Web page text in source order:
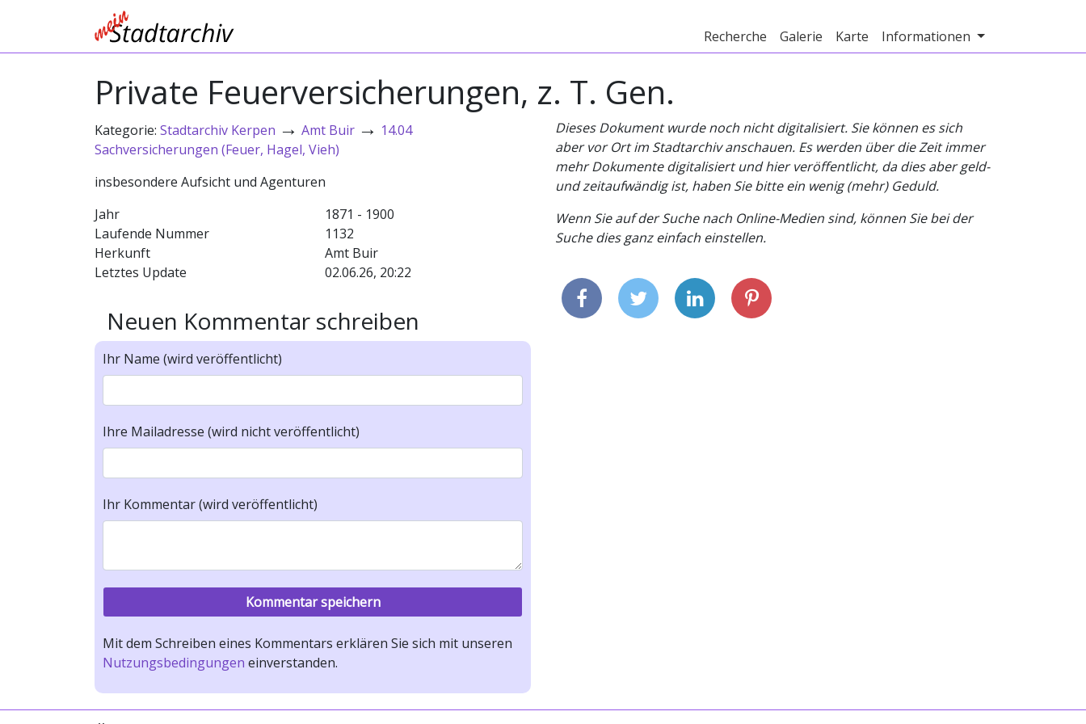
Recherche Galerie Karte Informationen
Private Feuerversicherungen, z. T. Gen.
Kategorie: Stadtarchiv Kerpen → Amt Buir → 14.04
Sachversicherungen (Feuer, Hagel, Vieh)
insbesondere Aufsicht und Agenturen
Jahr
1871 - 1900
Laufende Nummer
1132
Herkunft
Amt Buir
Letztes Update
02.06.26, 20:22
Neuen Kommentar schreiben
Ihr Name (wird veröffentlicht)
Ihre Mailadresse (wird nicht veröffentlicht)
Ihr Kommentar (wird veröffentlicht)
Mit dem Schreiben eines Kommentars erklären Sie sich mit unseren
Nutzungsbedingungen einverstanden.
Dieses Dokument wurde noch nicht digitalisiert. Sie können es sich
aber vor Ort im Stadtarchiv anschauen. Es werden über die Zeit immer
mehr Dokumente digitalisiert und hier veröffentlicht, da dies aber geld-
und zeitaufwändig ist, haben Sie bitte ein wenig (mehr) Geduld.
Wenn Sie auf der Suche nach Online-Medien sind, können Sie bei der
Suche dies ganz einfach einstellen.